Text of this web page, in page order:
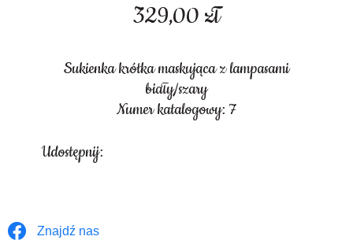
329,00 zł
Sukienka krótka maskująca z lampasami
biały/szary
Numer katalogowy: 7
Udostępnij:
Znajdź nas